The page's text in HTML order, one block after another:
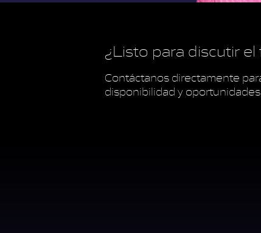
¿Listo para discutir
Contáctanos directamente
disponibilidad y oportunidades.